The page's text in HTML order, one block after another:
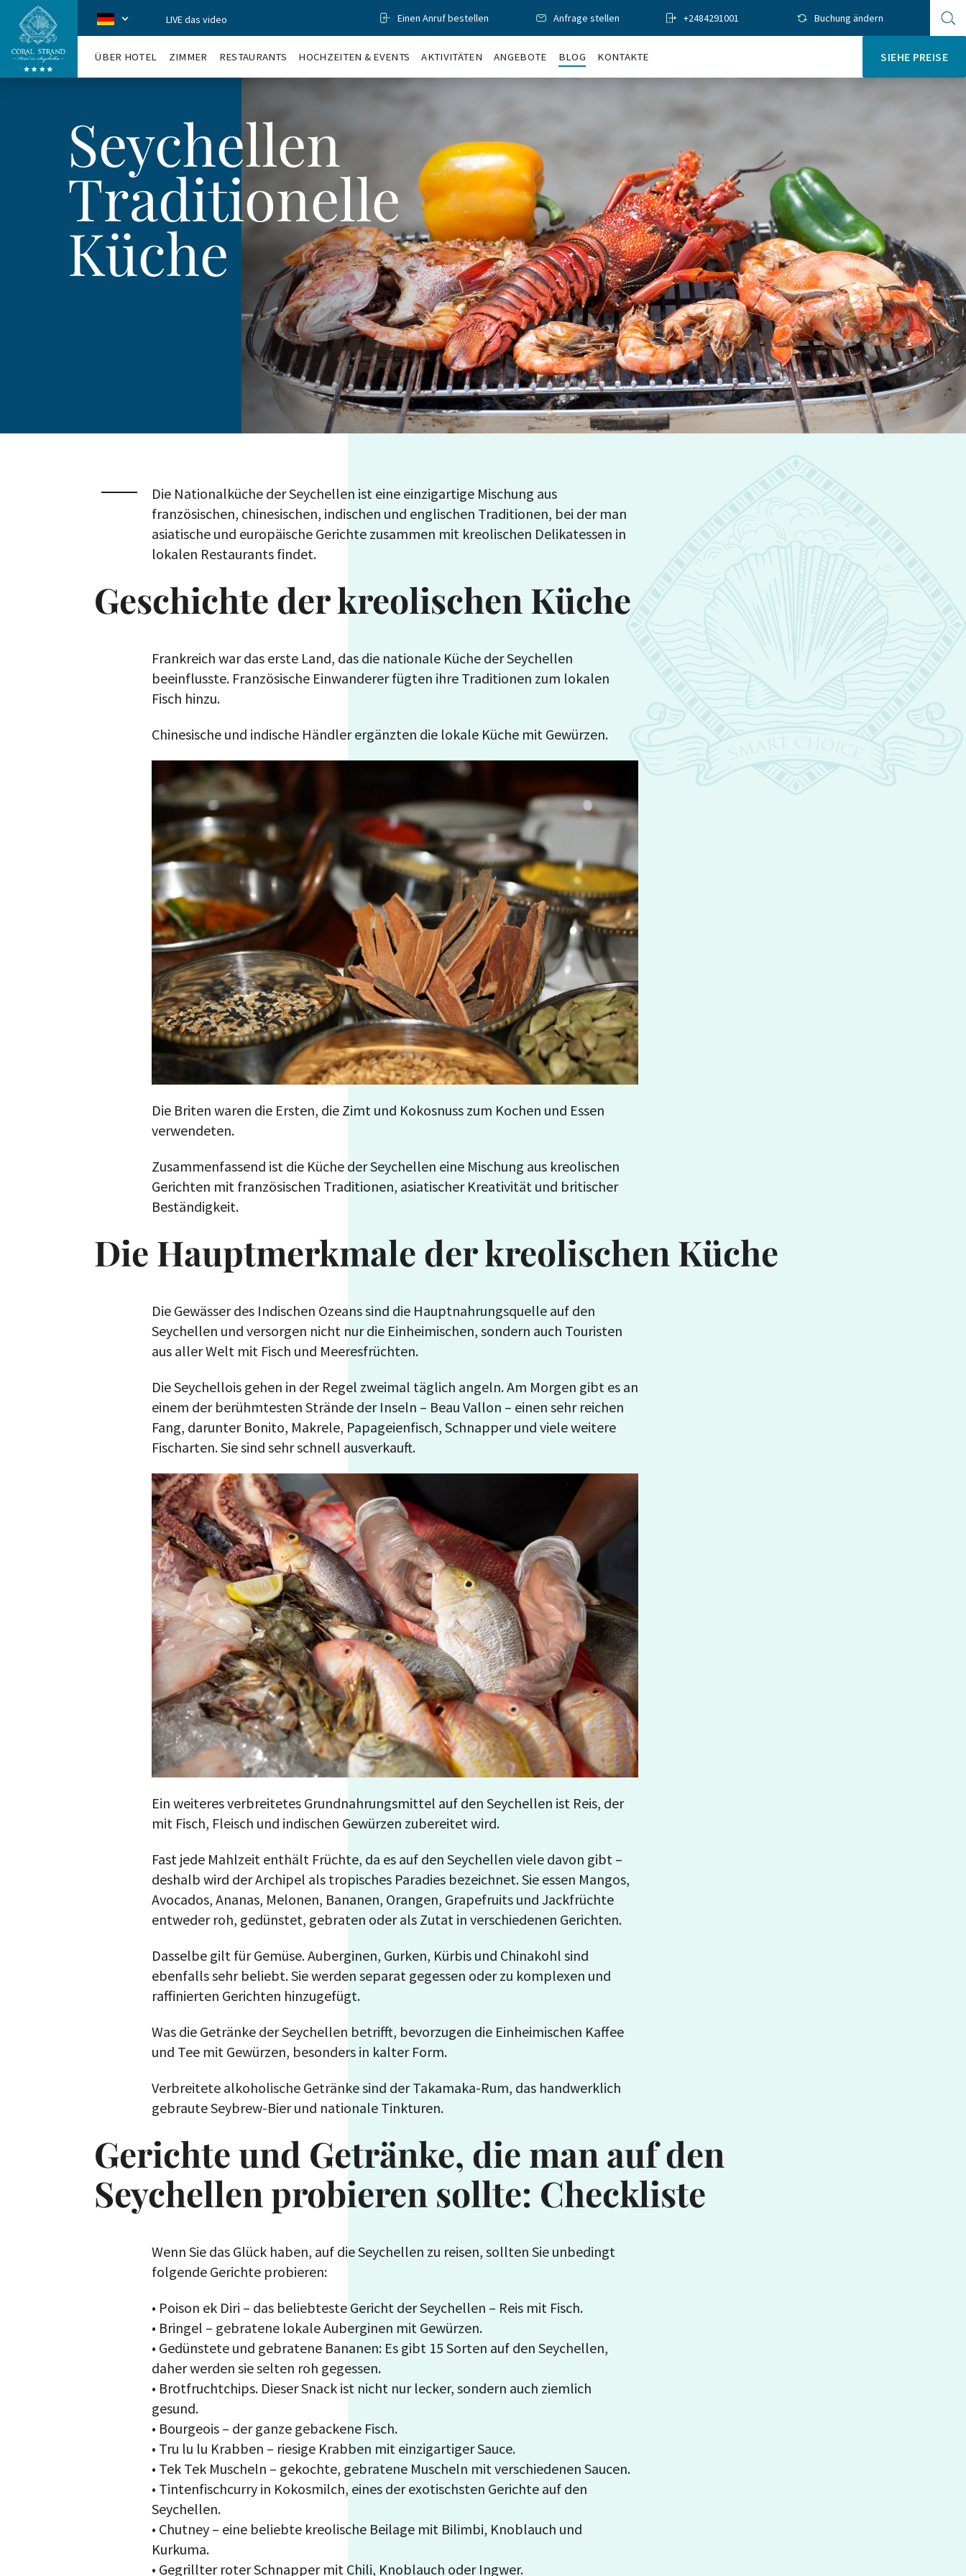
CoralStrand
de
LIVE das video Einen Anruf bestellen Anfrage stellen +2484291001 Buchung ändern
ÜBER HOTEL ZIMMER RESTAURANTS HOCHZEITEN & EVENTS AKTIVITÄTEN ANGEBOTE BLOG KONTAKTE SIEHE PREISE
Seychellen
Traditionelle
Küche
Die Nationalküche der Seychellen ist eine einzigartige Mischung aus
französischen, chinesischen, indischen und englischen Traditionen, bei der man
asiatische und europäische Gerichte zusammen mit kreolischen Delikatessen in
lokalen Restaurants findet.
Geschichte der kreolischen Küche
Frankreich war das erste Land, das die nationale Küche der Seychellen
beeinflusste. Französische Einwanderer fügten ihre Traditionen zum lokalen
Fisch hinzu.
Chinesische und indische Händler ergänzten die lokale Küche mit Gewürzen.
Die Briten waren die Ersten, die Zimt und Kokosnuss zum Kochen und Essen
verwendeten.
Zusammenfassend ist die Küche der Seychellen eine Mischung aus kreolischen
Gerichten mit französischen Traditionen, asiatischer Kreativität und britischer
Beständigkeit.
Die Hauptmerkmale der kreolischen Küche
Die Gewässer des Indischen Ozeans sind die Hauptnahrungsquelle auf den
Seychellen und versorgen nicht nur die Einheimischen, sondern auch Touristen
aus aller Welt mit Fisch und Meeresfrüchten.
Die Seychellois gehen in der Regel zweimal täglich angeln. Am Morgen gibt es an
einem der berühmtesten Strände der Inseln – Beau Vallon – einen sehr reichen
Fang, darunter Bonito, Makrele, Papageienfisch, Schnapper und viele weitere
Fischarten. Sie sind sehr schnell ausverkauft.
Ein weiteres verbreitetes Grundnahrungsmittel auf den Seychellen ist Reis, der
mit Fisch, Fleisch und indischen Gewürzen zubereitet wird.
Fast jede Mahlzeit enthält Früchte, da es auf den Seychellen viele davon gibt –
deshalb wird der Archipel als tropisches Paradies bezeichnet. Sie essen Mangos,
Avocados, Ananas, Melonen, Bananen, Orangen, Grapefruits und Jackfrüchte
entweder roh, gedünstet, gebraten oder als Zutat in verschiedenen Gerichten.
Dasselbe gilt für Gemüse. Auberginen, Gurken, Kürbis und Chinakohl sind
ebenfalls sehr beliebt. Sie werden separat gegessen oder zu komplexen und
raffinierten Gerichten hinzugefügt.
Was die Getränke der Seychellen betrifft, bevorzugen die Einheimischen Kaffee
und Tee mit Gewürzen, besonders in kalter Form.
Verbreitete alkoholische Getränke sind der Takamaka-Rum, das handwerklich
gebraute Seybrew-Bier und nationale Tinkturen.
Gerichte und Getränke, die man auf den
Seychellen probieren sollte: Checkliste
Wenn Sie das Glück haben, auf die Seychellen zu reisen, sollten Sie unbedingt
folgende Gerichte probieren:
• Poison ek Diri – das beliebteste Gericht der Seychellen – Reis mit Fisch.
• Bringel – gebratene lokale Auberginen mit Gewürzen.
• Gedünstete und gebratene Bananen: Es gibt 15 Sorten auf den Seychellen,
daher werden sie selten roh gegessen.
• Brotfruchtchips. Dieser Snack ist nicht nur lecker, sondern auch ziemlich
gesund.
• Bourgeois – der ganze gebackene Fisch.
• Tru lu lu Krabben – riesige Krabben mit einzigartiger Sauce.
• Tek Tek Muscheln – gekochte, gebratene Muscheln mit verschiedenen Saucen.
• Tintenfischcurry in Kokosmilch, eines der exotischsten Gerichte auf den
Seychellen.
• Chutney – eine beliebte kreolische Beilage mit Bilimbi, Knoblauch und
Kurkuma.
• Gegrillter roter Schnapper mit Chili, Knoblauch oder Ingwer.